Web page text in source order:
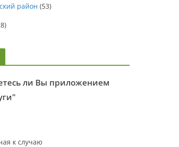
район (53)
ли Вы приложением
к случаю